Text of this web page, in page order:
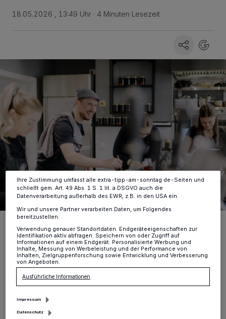
18.05.2026 , 13:49 Uhr 4 Minuten Lesezeit
Im Einstiegskurs in die vegane Küche lernen die Teilnehmenden die
vielfältigen Möglichkeiten der rein pflanzlichen Ernährung kennen.
Foto: vertäll
Von Text: Sarah Weber Fotos: Simon Erath
Wir und unsere
-Partner speichern und greifen auf
personenbezogene Daten wie Browserdaten oder eindeutige
Kennungen auf Ihrem Gerät zu. Durch Auswahl von OK aktivieren Sie
Tracking-Technologien für die unter „Wir und unsere Partner
verarbeiten Daten, um Ihnen Dienste bereitzustellen“ aufgeführten
Zwecke. Wenn Tracker deaktiviert sind, sind manche Inhalte und
Anzeigen möglicherweise nicht mehr so relevant für Sie. Sie können
dieses Menü jederzeit wieder aufrufen, um Ihre Einstellungen zu
ändern oder Ihre Einwilligung zu widerrufen, indem Sie auf den Link
Einstellungen oder Ablehnen am unteren Rand der Webseite klicken.
Ihre Einstellungen gelten innerhalb unseres Website. Weitere
Informationen finden Sie in unserer Datenschutzerklärung.
Ihre Zustimmung umfasst alle extra-tipp-am-sonntag.de-Seiten und
schließt gem. Art. 49 Abs. 1 S. 1 lit. a DSGVO auch die
Datenverarbeitung außerhalb des EWR, z.B. in den USA ein.
Wir und unsere Partner verarbeiten Daten, um Folgendes
bereitzustellen:
Verwendung genauer Standortdaten. Endgeräteeigenschaften zur
Identifikation aktiv abfragen. Speichern von oder Zugriff auf
Informationen auf einem Endgerät. Personalisierte Werbung und
Inhalte, Messung von Werbeleistung und der Performance von
Inhalten, Zielgruppenforschung sowie Entwicklung und Verbesserung
von Angeboten.
Ausführliche Informationen
Impressum
Datenschutz